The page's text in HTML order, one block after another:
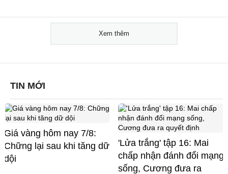
Xem thêm
TIN MỚI
Giá vàng hôm nay 7/8:
Chững lại sau khi tăng dữ
dội
'Lửa trắng' tập 16: Mai
chấp nhận đánh đổi mạng
sống, Cương đưa ra